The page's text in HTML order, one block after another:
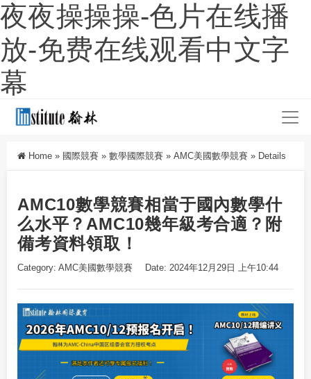
夜夜操操操-色片在线播
放-免费在线观看中文字
幕
Home » 國際競賽 » 數學國際競賽 » AMC美國數學競賽 » Details
AMC10數學競賽相當于國內數學什
么水平？AMC10幾年級考合適？附
備考資料領取！
Category: AMC美國數學競賽 Date: 2024年12月29日 上午10:44